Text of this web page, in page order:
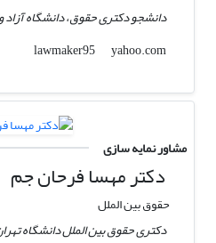
دانشجو دکتری حقوق، دانشگاه آزاد
lawmaker95
yahoo.com
مشاور نمایه سازی
دکتر مهسا فرحان جم
حقوق بین الملل
دکتری حقوق بین الملل دانشگاه